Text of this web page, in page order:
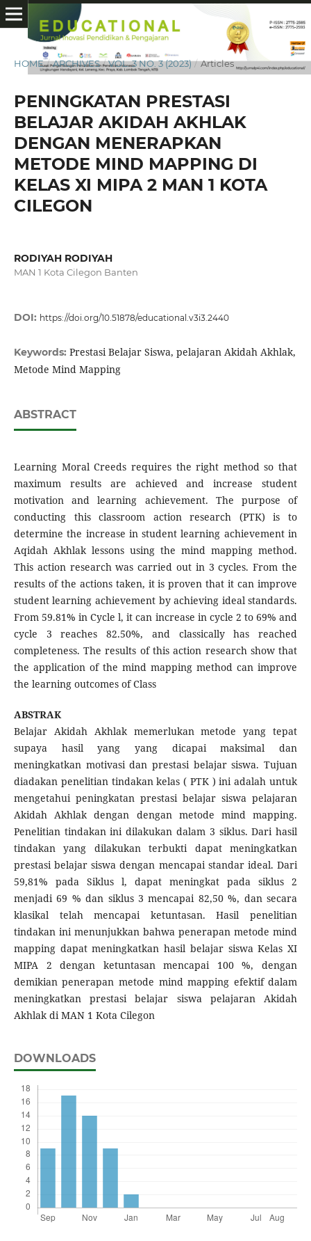
HOME / ARCHIVES / VOL. 3 NO. 3 (2023) / Articles
PENINGKATAN PRESTASI
BELAJAR AKIDAH AKHLAK
DENGAN MENERAPKAN
METODE MIND MAPPING DI
KELAS XI MIPA 2 MAN 1 KOTA
CILEGON
RODIYAH RODIYAH
MAN 1 Kota Cilegon Banten
DOI: https://doi.org/10.51878/educational.v3i3.2440
Keywords: Prestasi Belajar Siswa, pelajaran Akidah Akhlak,
Metode Mind Mapping
ABSTRACT
Learning Moral Creeds requires the right method so that
maximum results are achieved and increase student
motivation and learning achievement. The purpose of
conducting this classroom action research (PTK) is to
determine the increase in student learning achievement in
Aqidah Akhlak lessons using the mind mapping method.
This action research was carried out in 3 cycles. From the
results of the actions taken, it is proven that it can improve
student learning achievement by achieving ideal standards.
From 59.81% in Cycle l, it can increase in cycle 2 to 69% and
cycle 3 reaches 82.50%, and classically has reached
completeness. The results of this action research show that
the application of the mind mapping method can improve
the learning outcomes of Class
ABSTRAK
Belajar Akidah Akhlak memerlukan metode yang tepat
supaya hasil yang yang dicapai maksimal dan
meningkatkan motivasi dan prestasi belajar siswa. Tujuan
diadakan penelitian tindakan kelas ( PTK ) ini adalah untuk
mengetahui peningkatan prestasi belajar siswa pelajaran
Akidah Akhlak dengan dengan metode mind mapping.
Penelitian tindakan ini dilakukan dalam 3 siklus. Dari hasil
tindakan yang dilakukan terbukti dapat meningkatkan
prestasi belajar siswa dengan mencapai standar ideal. Dari
59,81% pada Siklus l, dapat meningkat pada siklus 2
menjadi 69 % dan siklus 3 mencapai 82,50 %, dan secara
klasikal telah mencapai ketuntasan. Hasil penelitian
tindakan ini menunjukkan bahwa penerapan metode mind
mapping dapat meningkatkan hasil belajar siswa Kelas XI
MIPA 2 dengan ketuntasan mencapai 100 %, dengan
demikian penerapan metode mind mapping efektif dalam
meningkatkan prestasi belajar siswa pelajaran Akidah
Akhlak di MAN 1 Kota Cilegon
DOWNLOADS